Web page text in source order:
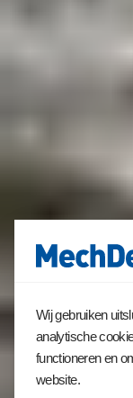
Wij gebruiken
analytische
functioneren en
website.